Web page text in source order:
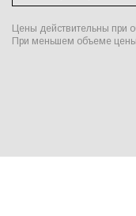
Цены действительны при
При меньшем объеме цены